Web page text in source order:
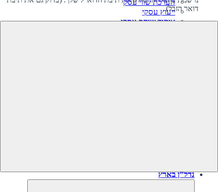
דואר הזבל)
הערכת שווי עסק
ייעוץ עסקי
איתור שותף עסקי
נדל”ן בארץ